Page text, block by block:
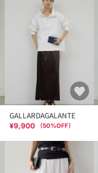
GALLARDAGALANTE
¥9,900 （50%OFF）